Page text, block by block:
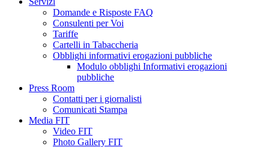
Domande e Risposte FAQ
Consulenti per Voi
Tariffe
Cartelli in Tabaccheria
Obblighi informativi erogazioni pubbliche
Modulo obblighi Informativi erogazioni
pubbliche
Press Room
Contatti per i giornalisti
Comunicati Stampa
Media FIT
Video FIT
Photo Gallery FIT